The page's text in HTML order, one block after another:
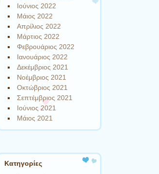
Ιούνιος 2022
Μάιος 2022
Απρίλιος 2022
Μάρτιος 2022
Φεβρουάριος 2022
Ιανουάριος 2022
Δεκέμβριος 2021
Νοέμβριος 2021
Οκτώβριος 2021
Σεπτέμβριος 2021
Ιούνιος 2021
Μάιος 2021
Kατηγορίες